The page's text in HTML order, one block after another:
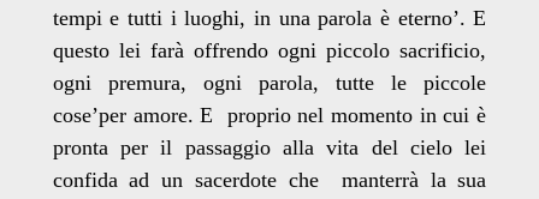
tempi e tutti i luoghi, in una parola è eterno’. E
questo lei farà offrendo ogni piccolo sacrificio,
ogni premura, ogni parola, tutte le piccole
cose’per amore. E proprio nel momento in cui è
pronta per il passaggio alla vita del cielo lei
confida ad un sacerdote che manterrà la sua